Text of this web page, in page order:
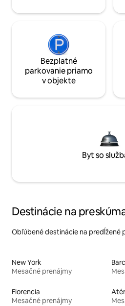
Bezplatné
parkovanie priamo
v objekte
Byt so
Destinácie na
Obľúbené destinácie na predĺžené
New York
Mesačné prenájmy
Florencia
Mesačné prenájmy